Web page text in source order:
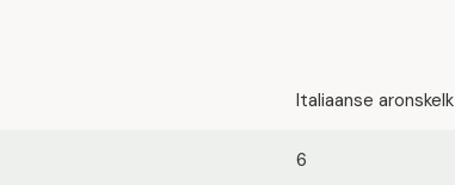
Italiaanse aronskelk
6